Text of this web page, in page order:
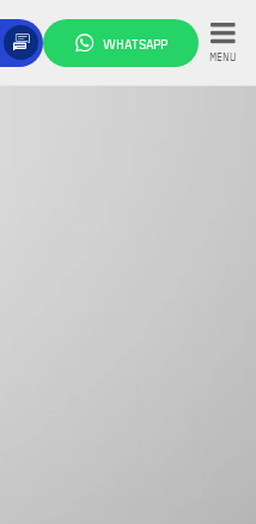
WHATSAPP
MENU